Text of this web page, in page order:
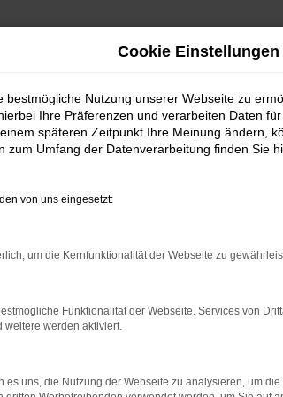
bestimmter Seiten verhindern.
beheben.
auf dem neuesten Stand sind.
Cookie Einstellungen
bestmögliche Nutzung unserer Webseite zu
Ihre Präferenzen und verarbeiten Daten
späteren Zeitpunkt Ihre Meinung ändern,
zum Umfang der Datenverarbeitung finden Sie
von uns eingesetzt:
um die Kernfunktionalität der Webseite zu
Funktionalität der Webseite. Services von
weitere werden aktiviert.
es uns, die Nutzung der Webseite zu analysieren, um